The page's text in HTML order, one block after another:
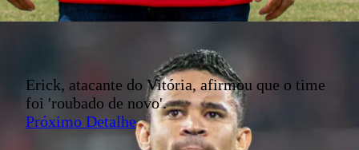
Erick, atacante do Vitória, afirmou que o time
foi 'roubado de novo'.
Próximo Detalhe